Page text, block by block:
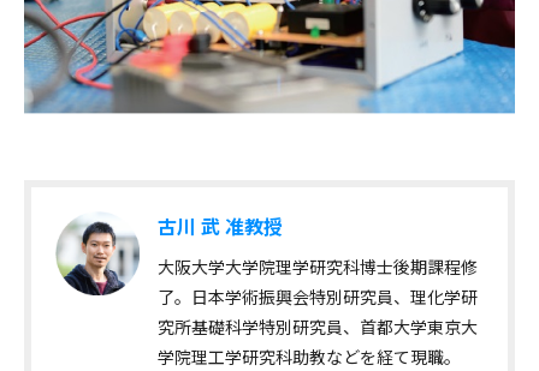
古川 武 准教授
大阪大学大学院理学研究科博士後期課程修
了。日本学術振興会特別研究員、理化学研
究所基礎科学特別研究員、首都大学東京大
学院理工学研究科助教などを経て現職。